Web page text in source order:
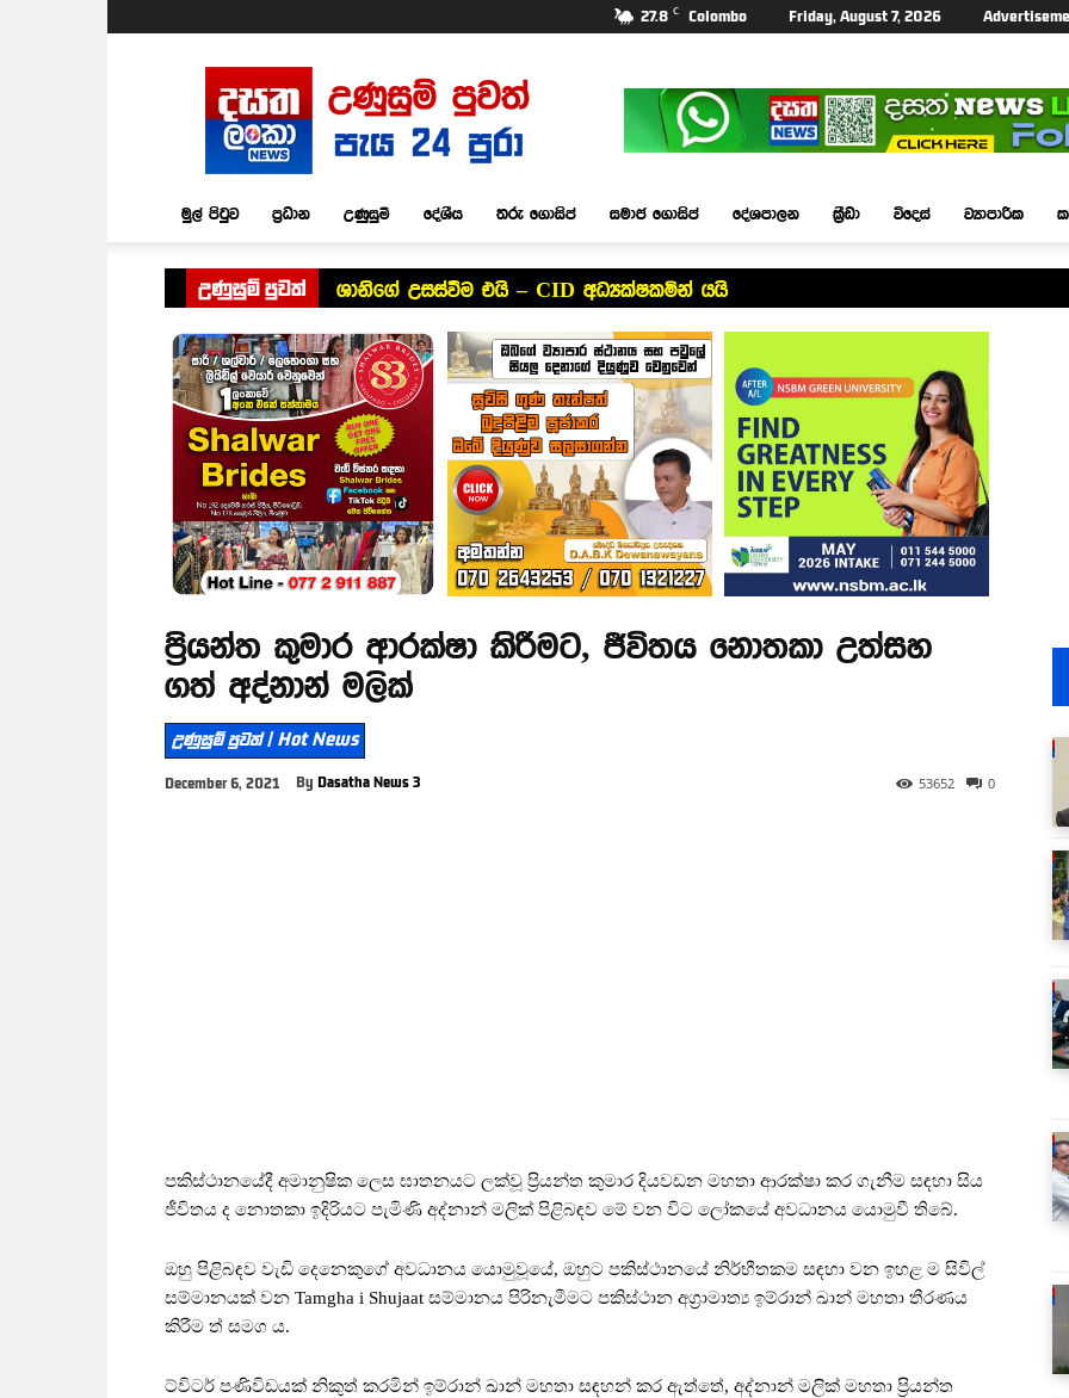
27.8 C Colombo Friday, August 7, 2026
Dasatha
Lanka
News
මුල් පිටුව ප්‍රධාන උණුසුම් දේශීය තරු ගොසිප් සමාජ ගොසිප් දේශපාලන ක්‍රීඩා විදෙස් ව්‍යාපාරික
උණුසුම් පුවත් ශානිගේ උසස්වීම එයි – CID අධ්‍යක්ෂකමින් යයි
ප්‍රියන්ත කුමාර ආරක්ෂා කිරීමට, ජීවිතය නොතකා උත්සහ
ගත් අද්නාන් මලික්
උණුසුම් පුවත් | Hot News
December 6, 2021 By Dasatha News 3 0
53652
පකිස්ථානයේදී අමානුෂික ලෙස ඝාතනයට ලක්වූ ප්‍රියන්ත කුමාර දියවඩන මහතා ආරක්ෂා කර ගැනීම සඳහා සිය
ජීවිතය ද නොතකා ඉදිරියට පැමිණි අද්නාන් මලික් පිළිබඳව මේ වන විට ලෝකයේ අවධානය යොමුවී තිබේ.
ඔහු පිළිබඳව වැඩි දෙනෙකුගේ අවධානය යොමුවූයේ, ඔහුට පකිස්ථානයේ නිර්භීතකම සඳහා වන ඉහළ ම සිවිල්
සම්මානයක් වන Tamgha i Shujaat සම්මානය පිරිනැමීමට පකිස්ථාන අග්‍රාමාත්‍ය ඉම්රාන් ඛාන් මහතා තීරණය
කිරීම ත් සමග ය.
ට්විටර් පණිවිඩයක් නිකුත් කරමින් ඉම්රාන් ඛාන් මහතා සඳහන් කර ඇත්තේ, අද්නාන් මලික් මහතා ප්‍රියන්ත